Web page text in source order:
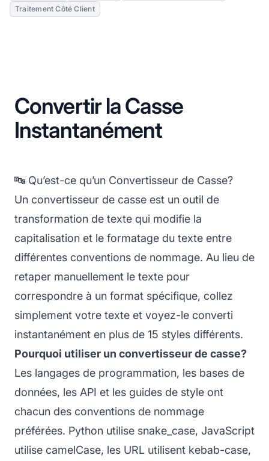
Traitement Côté Client
Convertir la Casse
Instantanément
🔤 Qu’est-ce qu’un Convertisseur de Casse?
Un convertisseur de casse est un outil de
transformation de texte qui modifie la
capitalisation et le formatage du texte entre
différentes conventions de nommage. Au lieu de
retaper manuellement le texte pour
correspondre à un format spécifique, collez
simplement votre texte et voyez-le converti
instantanément en plus de 15 styles différents.
Pourquoi utiliser un convertisseur de casse?
Les langages de programmation, les bases de
données, les API et les guides de style ont
chacun des conventions de nommage
préférées. Python utilise snake_case, JavaScript
utilise camelCase, les URL utilisent kebab-case,